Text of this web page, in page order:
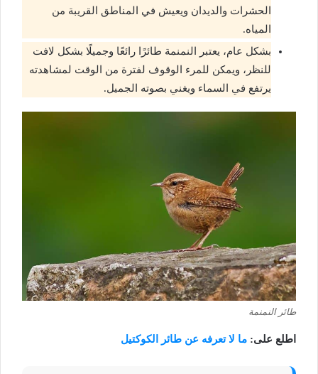
الحشرات والديدان ويعيش في المناطق القريبة من
المياه.
بشكل عام، يعتبر النمنمة طائرًا رائعًا وجميلًا بشكل لافت
للنظر، ويمكن للمرء الوقوف لفترة من الوقت لمشاهدته
يرتفع في السماء ويغني بصوته الجميل.
طائر النمنمة
اطلع على: ما لا تعرفه عن طائر الكوكتيل